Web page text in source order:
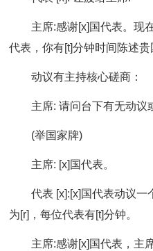
主席:感谢[x]国代表。现
代表，你有[t]分钟时间陈述贵
动议有主持核心磋商：
主席: 请问台下有无动议
(举国家牌)
主席: [x]国代表。
代表 [x]:[x]国代表动议一
为[r]，每位代表有[t]分钟。
主席:感谢[x]国代表，主